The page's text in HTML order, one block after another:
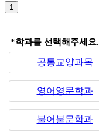
*학과를 선택해주세요.
공통교양과목
영어영문학과
불어불문학과